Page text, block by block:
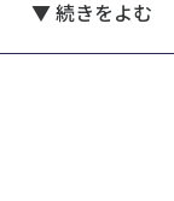
▼ 続きをよむ